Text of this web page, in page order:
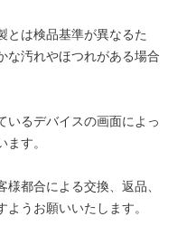
とは検品基準が異なるた
な汚れやほつれがある場合
いるデバイスの画面によっ
す。
様都合による交換、返品、
うお願いいたします。